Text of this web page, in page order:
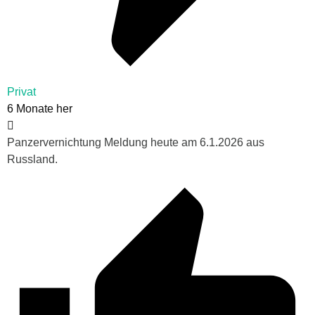
Privat
6 Monate her
Panzervernichtung Meldung heute am 6.1.2026 aus
Russland.